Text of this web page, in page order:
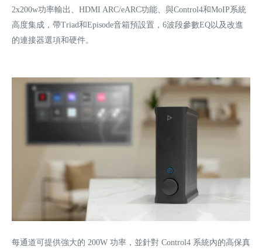
2x200w功率輸出、HDMI ARC/eARC功能、與Control4和MoIP系統
高度集成，帶Triad和Episode音箱預設置，6波段參數EQ以及改進
的連接器選項和硬件。
每通道可提供強大的 200W 功率，並針對 Control4 系統內的高保真